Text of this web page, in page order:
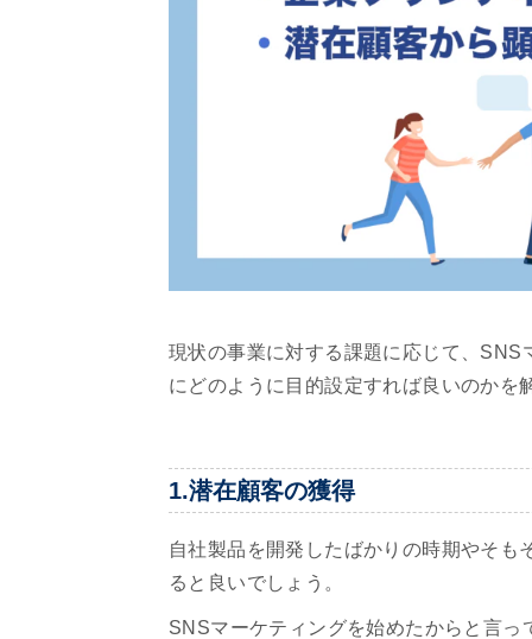
現状の事業に対する課題に応じて、SNS
にどのように目的設定すれば良いのかを
1.潜在顧客の獲得
自社製品を開発したばかりの時期やそも
ると良いでしょう。
SNSマーケティングを始めたからと言